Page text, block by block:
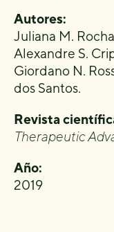
Autores:
Juliana M.
Alexandre S.
Giordano N.
dos Santos.
Revista
Therapeutic
Año:
2019